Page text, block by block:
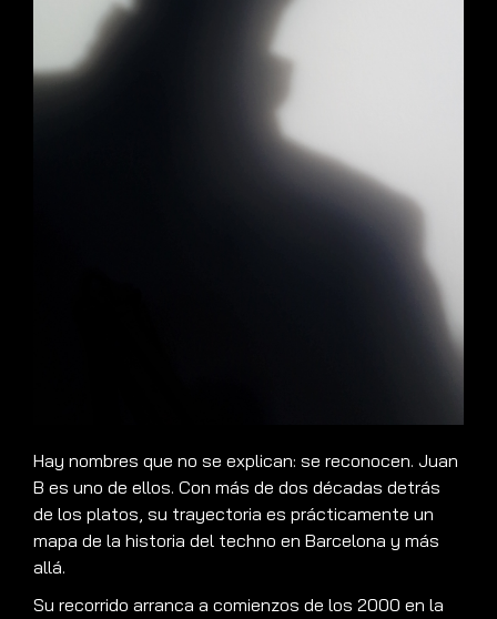
Hay nombres que no se explican: se reconocen. Juan
B es uno de ellos. Con más de dos décadas detrás
de los platos, su trayectoria es prácticamente un
mapa de la historia del techno en Barcelona y más
allá.
Su recorrido arranca a comienzos de los 2000 en la